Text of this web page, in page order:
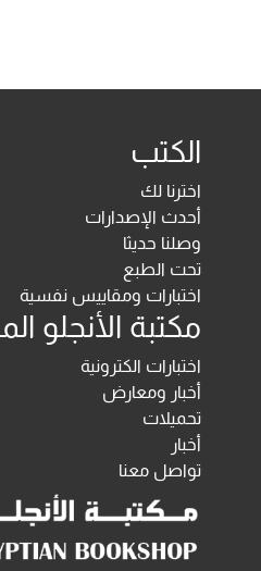
الكتب
اخترنا لك
أحدث الإصدارات
وصلنا حديثا
تحت الطبع
اختبارات ومقاييس نفسية
مكتبة الأنجلو
اختبارات الكترونية
أخبار ومعارض
تحميلات
أخبار
تواصل معنا